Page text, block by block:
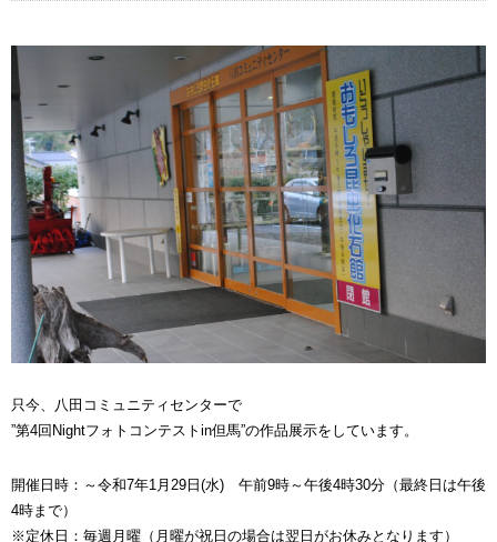
只今、八田コミュニティセンターで
”第4回Nightフォトコンテストin但馬”の作品展示をしています。
開催日時：～令和7年1月29日(水) 午前9時～午後4時30分（最終日は午後
4時まで）
※定休日：毎週月曜（月曜が祝日の場合は翌日がお休みとなります）